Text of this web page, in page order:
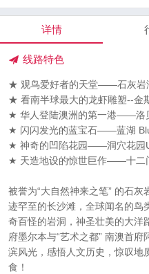
详情
线路特色
★ 观鸟爱好者的天堂——石灰岩
★ 看南半球最大的龙虾雕塑--金
★ 华人登陆澳洲的第一港——洛
★ 闪闪发光的蓝宝石——蓝湖
★ 神奇的凹陷花园——洞穴花园
★ 天造地设的惊世巨作——十二
被誉为“大自然神来之笔” 的石
迹罕至的长沙滩，全球闻名的鸟
奇百怪的岩洞，神圣壮美的大
府墨尔本与“艺术之都” 南澳首
滨风光，感悟人文历史，惊叹地
食！